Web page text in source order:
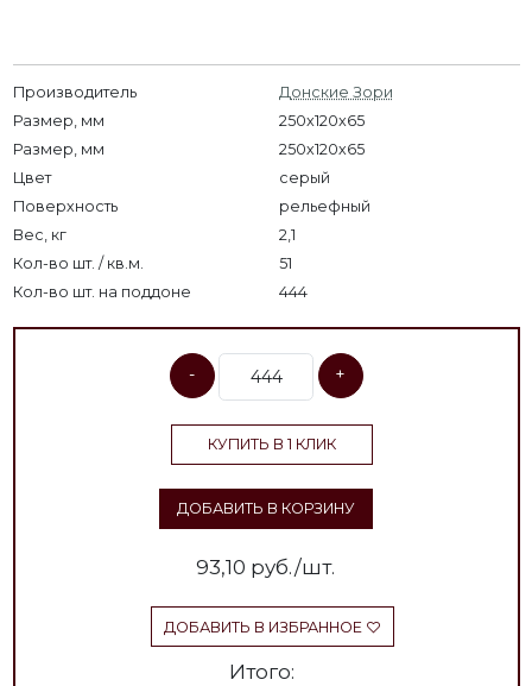
Производитель
Донские Зори
Размер, мм
250x120x65
Размер, мм
250х120х65
Цвет
серый
Поверхность
рельефный
Вес, кг
2,1
Кол-во шт. / кв.м.
51
Кол-во шт. на поддоне
444
- +
КУПИТЬ В 1 КЛИК
ДОБАВИТЬ В КОРЗИНУ
93,10 руб./шт.
ДОБАВИТЬ В ИЗБРАННОЕ
Итого: